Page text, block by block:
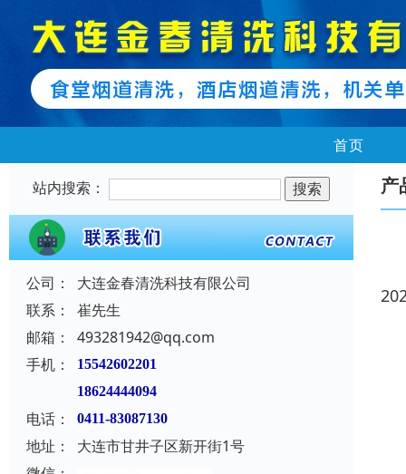
首页
站内搜索：
公司：
大连金春清洗科技有限公司
联系：
崔先生
邮箱：
493281942@qq.com
手机：
15542602201
18624444094
电话： 0411-83087130
地址：
大连市甘井子区新开街1号
产